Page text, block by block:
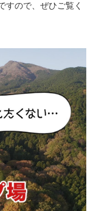
すので、ぜひご覧く